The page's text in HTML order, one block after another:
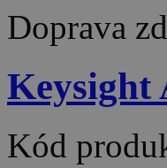
Doprava
Keysight
Kód